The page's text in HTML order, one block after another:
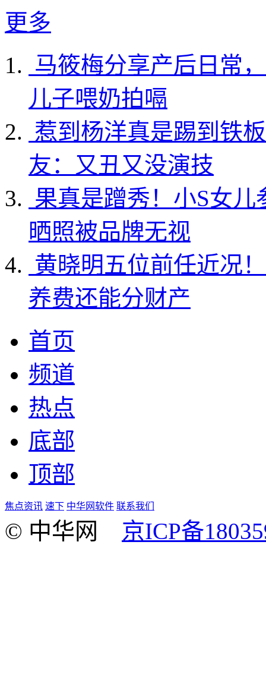
更多
马筱梅分享产后日常
儿子喂奶拍嗝
惹到杨洋真是踢到铁
友：又丑又没演技
果真是蹭秀！小S女
晒照被品牌无视
黄晓明五位前任近况
养费还能分财产
首页
频道
热点
底部
顶部
焦点资讯 速下 中华网软件 联系我们
© 中华网 京ICP备